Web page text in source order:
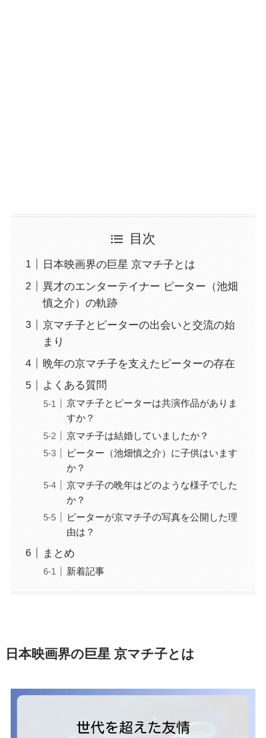
目次
日本映画界の巨星 京マチ子とは
異才のエンターテイナー ピーター（池畑
慎之介）の軌跡
京マチ子とピーターの出会いと交流の始
まり
晩年の京マチ子を支えたピーターの存在
よくある質問
京マチ子とピーターは共演作品がありま
すか？
京マチ子は結婚していましたか？
ピーター（池畑慎之介）に子供はいます
か？
京マチ子の晩年はどのような様子でした
か？
ピーターが京マチ子の写真を公開した理
由は？
まとめ
新着記事
日本映画界の巨星 京マチ子とは